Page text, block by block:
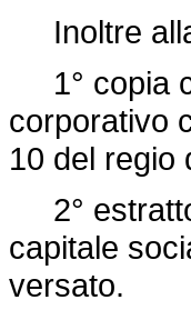
Inoltre alla
1° copia
corporativo
10 del regio
2°
capitale
versato.